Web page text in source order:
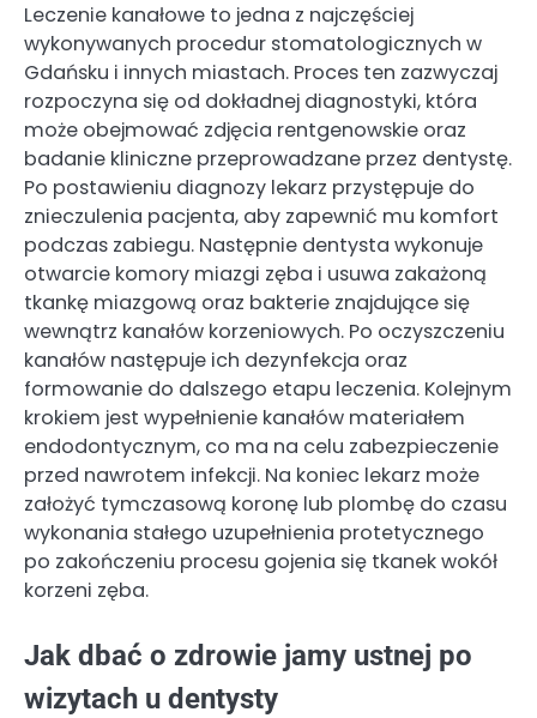
Leczenie kanałowe to jedna z najczęściej
wykonywanych procedur stomatologicznych w
Gdańsku i innych miastach. Proces ten zazwyczaj
rozpoczyna się od dokładnej diagnostyki, która
może obejmować zdjęcia rentgenowskie oraz
badanie kliniczne przeprowadzane przez dentystę.
Po postawieniu diagnozy lekarz przystępuje do
znieczulenia pacjenta, aby zapewnić mu komfort
podczas zabiegu. Następnie dentysta wykonuje
otwarcie komory miazgi zęba i usuwa zakażoną
tkankę miazgową oraz bakterie znajdujące się
wewnątrz kanałów korzeniowych. Po oczyszczeniu
kanałów następuje ich dezynfekcja oraz
formowanie do dalszego etapu leczenia. Kolejnym
krokiem jest wypełnienie kanałów materiałem
endodontycznym, co ma na celu zabezpieczenie
przed nawrotem infekcji. Na koniec lekarz może
założyć tymczasową koronę lub plombę do czasu
wykonania stałego uzupełnienia protetycznego
po zakończeniu procesu gojenia się tkanek wokół
korzeni zęba.
Jak dbać o zdrowie jamy ustnej po
wizytach u dentysty